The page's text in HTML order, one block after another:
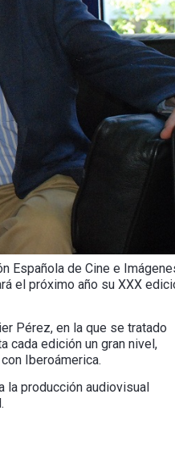
Española de Cine e
el próximo año su XXX
Pérez, en la que se tratado
cada edición un gran nivel,
Iberoámerica.
la producción audiovisual